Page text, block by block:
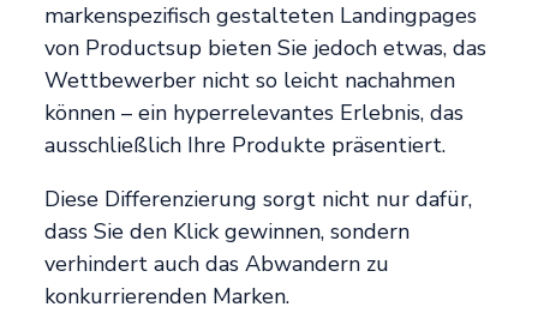
markenspezifisch gestalteten Landingpages
von Productsup bieten Sie jedoch etwas, das
Wettbewerber nicht so leicht nachahmen
können – ein hyperrelevantes Erlebnis, das
ausschließlich Ihre Produkte präsentiert.
Diese Differenzierung sorgt nicht nur dafür,
dass Sie den Klick gewinnen, sondern
verhindert auch das Abwandern zu
konkurrierenden Marken.